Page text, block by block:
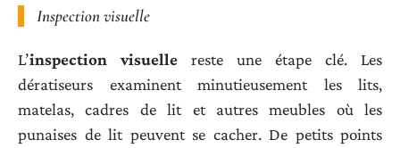
Inspection visuelle
L’inspection visuelle reste une étape clé. Les
dératiseurs examinent minutieusement les lits,
matelas, cadres de lit et autres meubles où les
punaises de lit peuvent se cacher. De petits points